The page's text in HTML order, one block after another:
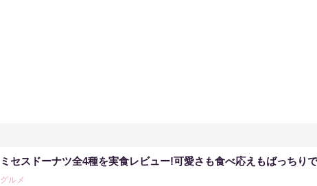
ミセスドーナツ全4種を実食レビュー!可愛さも食べ応えもばっちりで
グルメ